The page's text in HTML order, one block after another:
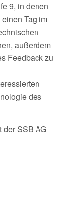
9, in denen
Tag im
außerdem
Feedback zu
des
der SSB AG